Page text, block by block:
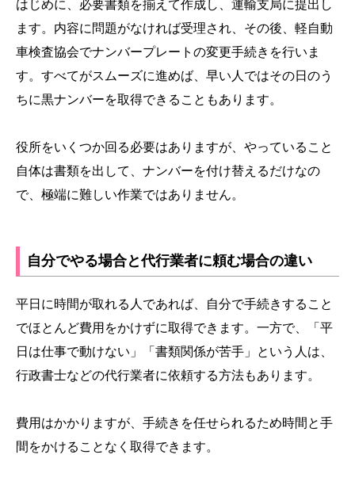
はじめに、必要書類を揃えて作成し、運輸支局に提出し
ます。内容に問題がなければ受理され、その後、軽自動
車検査協会でナンバープレートの変更手続きを行いま
す。すべてがスムーズに進めば、早い人ではその日のう
ちに黒ナンバーを取得できることもあります。
役所をいくつか回る必要はありますが、やっていること
自体は書類を出して、ナンバーを付け替えるだけなの
で、極端に難しい作業ではありません。
自分でやる場合と代行業者に頼む場合の違い
平日に時間が取れる人であれば、自分で手続きすること
でほとんど費用をかけずに取得できます。一方で、「平
日は仕事で動けない」「書類関係が苦手」という人は、
行政書士などの代行業者に依頼する方法もあります。
費用はかかりますが、手続きを任せられるため時間と手
間をかけることなく取得できます。